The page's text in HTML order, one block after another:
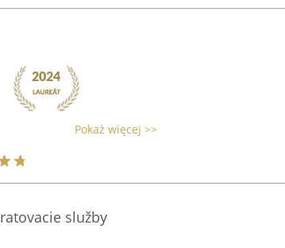
Pokaż więcej >>
služby